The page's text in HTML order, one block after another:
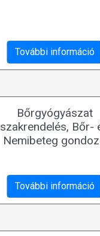
További információ
Bőrgyógyászat
szakrendelés, Bőr-
Nemibeteg
További információ